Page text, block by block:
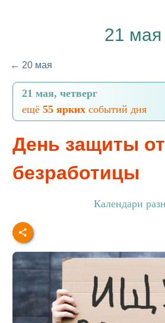
21 мая
← 20 мая
21 мая, четверг
ещё 55 ярких событий дня
День защиты от
безработицы
Календари